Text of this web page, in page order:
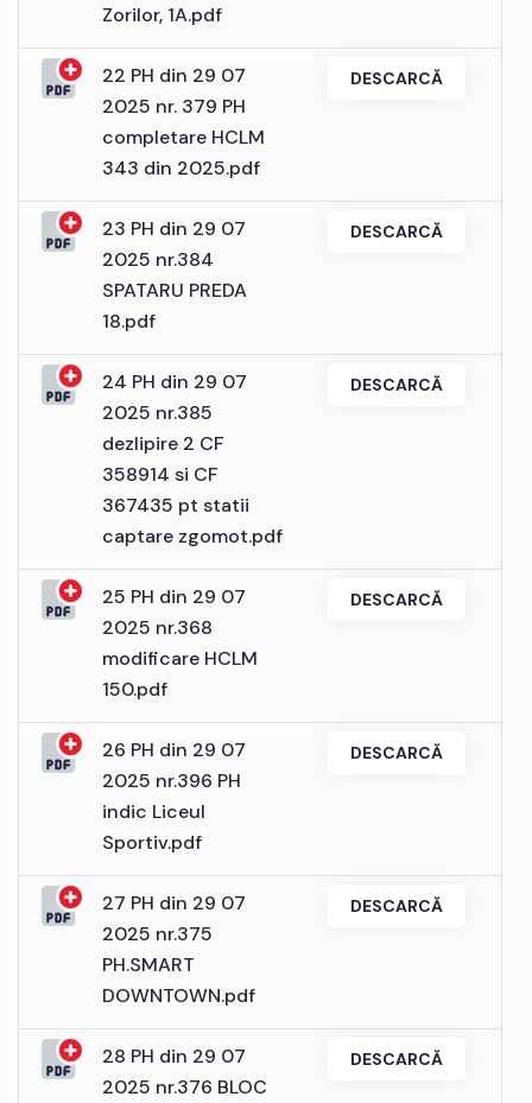
Zorilor, 1A.pdf
22 PH din 29 07
2025 nr. 379 PH
completare HCLM
343 din 2025.pdf
DESCARCĂ
23 PH din 29 07
2025 nr.384
SPATARU PREDA
18.pdf
DESCARCĂ
24 PH din 29 07
2025 nr.385
dezlipire 2 CF
358914 si CF
367435 pt statii
captare zgomot.pdf
DESCARCĂ
25 PH din 29 07
2025 nr.368
modificare HCLM
150.pdf
DESCARCĂ
26 PH din 29 07
2025 nr.396 PH
indic Liceul
Sportiv.pdf
DESCARCĂ
27 PH din 29 07
2025 nr.375
PH.SMART
DOWNTOWN.pdf
DESCARCĂ
28 PH din 29 07
2025 nr.376 BLOC
DESCARCĂ